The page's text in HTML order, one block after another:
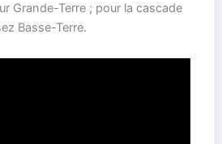
Grande-Terre ; pour la cascade
Basse-Terre.